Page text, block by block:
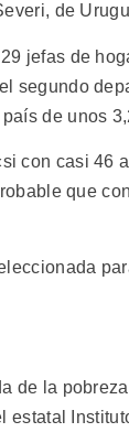
de
jefas de
segundo
de unos
con casi 46
que
de la